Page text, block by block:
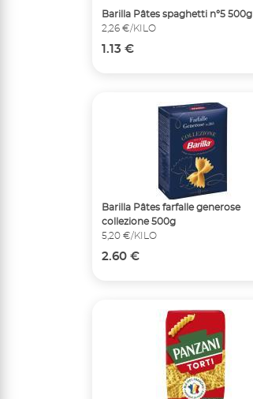
Barilla Pâtes spaghetti n°5 500g
2,26 €/KILO
1.13 €
Barilla Pâtes farfalle generose
collezione 500g
5,20 €/KILO
2.60 €